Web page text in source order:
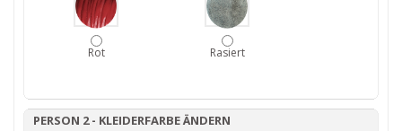
Rot Rasiert
PERSON 2 - KLEIDERFARBE ÄNDERN